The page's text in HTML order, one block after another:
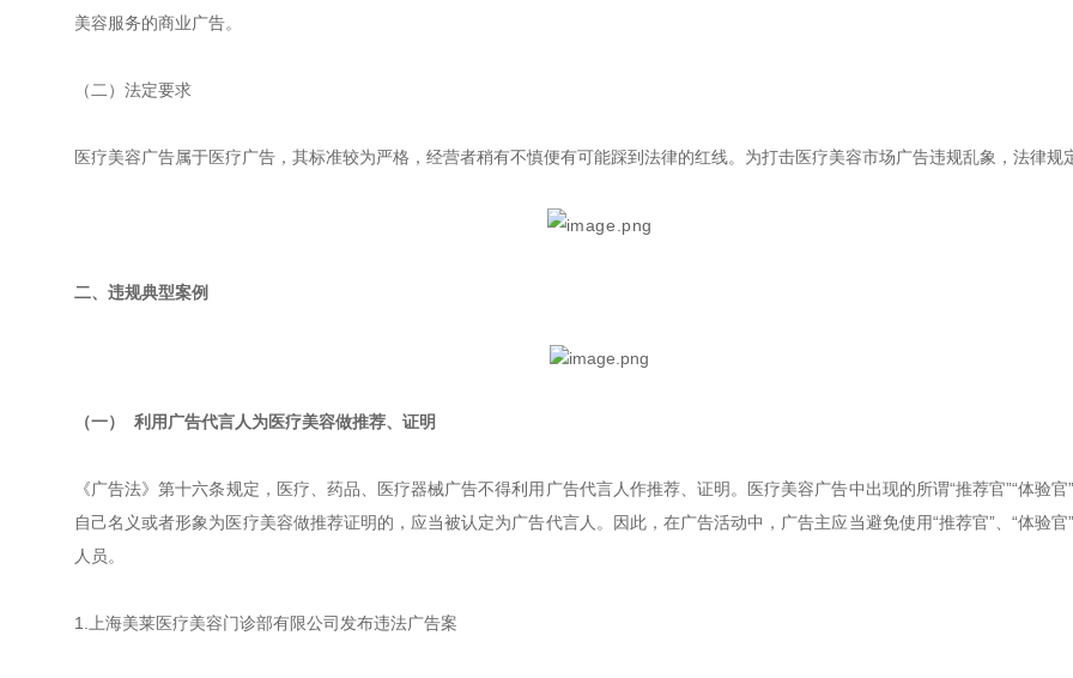
美容服务的商业广告。
（二）法定要求
医疗美容广告属于医疗广告，其标准较为严格，经营者稍有不慎便有可能踩到法律的红线。为打击医疗美容市场广告违规乱象，法律规
二、违规典型案例
（一） 利用广告代言人为医疗美容做推荐、证明
《广告法》第十六条规定，医疗、药品、医疗器械广告不得利用广告代言人作推荐、证明。医疗美容广告中出现的所谓“推荐官”“体验官
自己名义或者形象为医疗美容做推荐证明的，应当被认定为广告代言人。因此，在广告活动中，广告主应当避免使用“推荐官”、“体验官
人员。
1.上海美莱医疗美容门诊部有限公司发布违法广告案